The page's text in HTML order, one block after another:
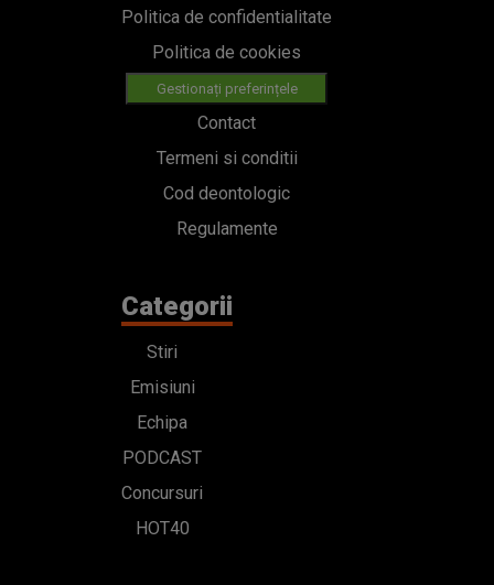
Politica de confidentialitate
Politica de cookies
Gestionați preferințele
Contact
Termeni si conditii
Cod deontologic
Regulamente
Categorii
Stiri
Emisiuni
Echipa
PODCAST
Concursuri
HOT40